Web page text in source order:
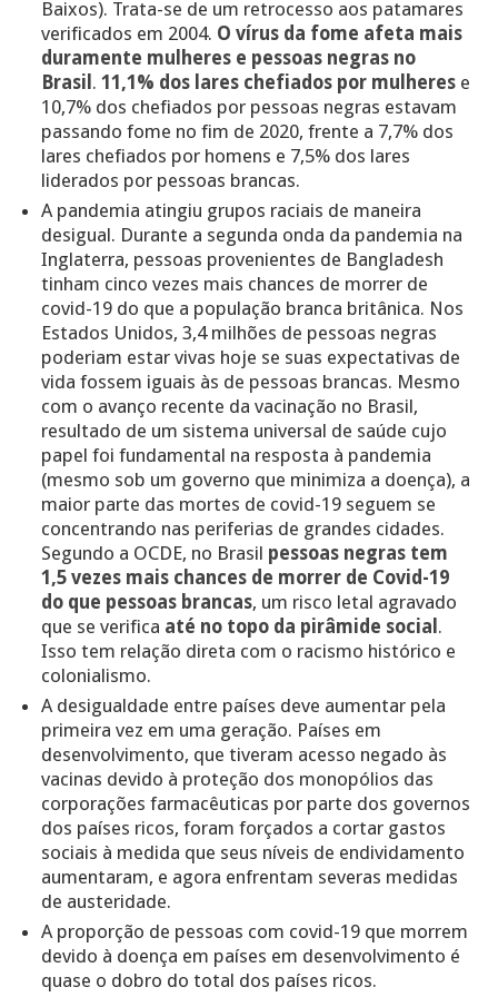
Baixos). Trata-se de um retrocesso aos patamares
verificados em 2004. O vírus da fome afeta mais
duramente mulheres e pessoas negras no
Brasil .11,1% dos lares chefiados por mulheres e
10,7% dos chefiados por pessoas negras estavam
passando fome no fim de 2020, frente a 7,7% dos
lares chefiados por homens e 7,5% dos lares
liderados por pessoas brancas.
A pandemia atingiu grupos raciais de maneira
desigual. Durante a segunda onda da pandemia na
Inglaterra, pessoas provenientes de Bangladesh
tinham cinco vezes mais chances de morrer de
covid-19 do que a população branca britânica. Nos
Estados Unidos, 3,4 milhões de pessoas negras
poderiam estar vivas hoje se suas expectativas de
vida fossem iguais às de pessoas brancas. Mesmo
com o avanço recente da vacinação no Brasil,
resultado de um sistema universal de saúde cujo
papel foi fundamental na resposta à pandemia
(mesmo sob um governo que minimiza a doença), a
maior parte das mortes de covid-19 seguem se
concentrando nas periferias de grandes cidades.
Segundo a OCDE, no Brasil pessoas negras tem
1,5 vezes mais chances de morrer de Covid-19
do que pessoas brancas, um risco letal agravado
que se verifica até no topo da pirâmide social .
Isso tem relação direta com o racismo histórico e
colonialismo.
A desigualdade entre países deve aumentar pela
primeira vez em uma geração. Países em
desenvolvimento, que tiveram acesso negado às
vacinas devido à proteção dos monopólios das
corporações farmacêuticas por parte dos governos
dos países ricos, foram forçados a cortar gastos
sociais à medida que seus níveis de endividamento
aumentaram, e agora enfrentam severas medidas
de austeridade.
A proporção de pessoas com covid-19 que morrem
devido à doença em países em desenvolvimento é
quase o dobro do total dos países ricos.